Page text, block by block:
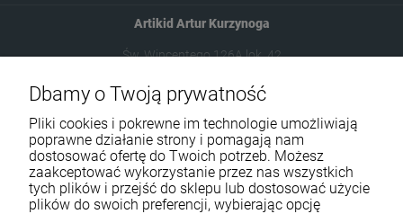
Artikid Artur Kurzynoga
Św. Wincentego 126A lok. 42
602787673
sklep@neduo.pl
Pomoc
Dbamy o Twoją prywatność
Pliki cookies i pokrewne im technologie umożliwiają
poprawne działanie strony i pomagają nam
dostosować ofertę do Twoich potrzeb. Możesz
zaakceptować wykorzystanie przez nas wszystkich
tych plików i przejść do sklepu lub dostosować użycie
plików do swoich preferencji, wybierając opcję